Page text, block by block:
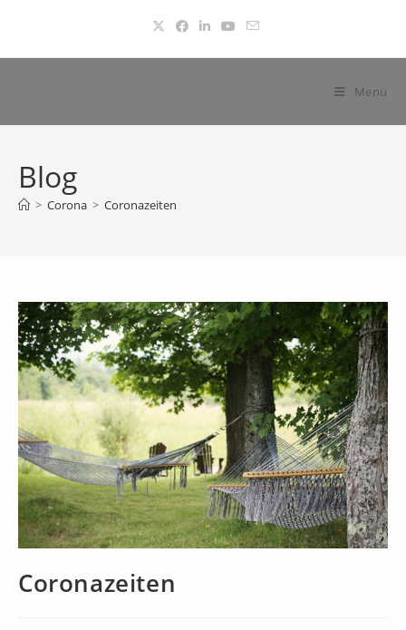
springen
Menü
Blog
> Corona > Coronazeiten
Coronazeiten